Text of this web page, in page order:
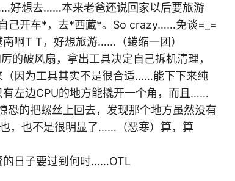
好想去……本来老爸还说回家以后要旅游
己开车*，去*西藏*。So crazy……免谈=_=
啊T T，好想旅游……（蜷缩一团）
的破风扇，拿出工具决定自己拆机清理，
因为工具其实不是很合适……能下下来纯
左边CPU的地方能撬开一个角，而且……
恐的把螺丝上回去，发现那个地方虽然没有
，也不是很明显了……（恶寒）算，算
的日子要过到何时……OTL